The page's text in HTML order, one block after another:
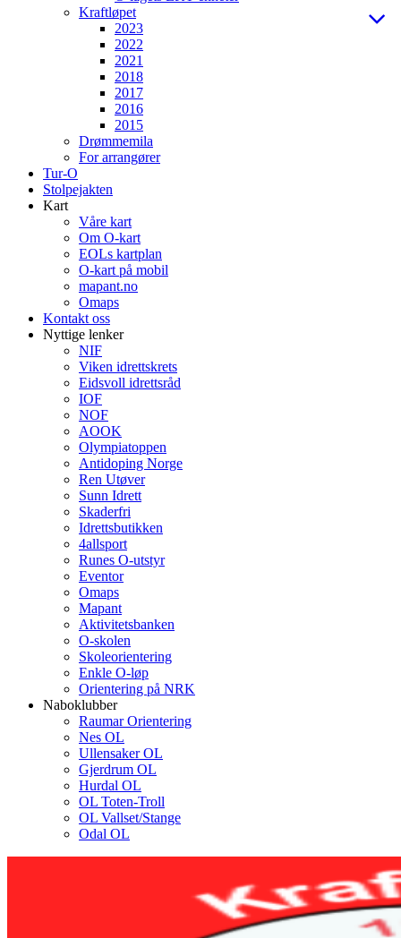
Kraftløpet
2023
2022
2021
2018
2017
2016
2015
Drømmemila
For arrangører
Tur-O
Stolpejakten
Kart
Våre kart
Om O-kart
EOLs kartplan
O-kart på mobil
mapant.no
Omaps
Kontakt oss
Nyttige lenker
NIF
Viken idrettskrets
Eidsvoll idrettsråd
IOF
NOF
AOOK
Olympiatoppen
Antidoping Norge
Ren Utøver
Sunn Idrett
Skaderfri
Idrettsbutikken
4allsport
Runes O-utstyr
Eventor
Omaps
Mapant
Aktivitetsbanken
O-skolen
Skoleorientering
Enkle O-løp
Orientering på NRK
Naboklubber
Raumar Orientering
Nes OL
Ullensaker OL
Gjerdrum OL
Hurdal OL
OL Toten-Troll
OL Vallset/Stange
Odal OL